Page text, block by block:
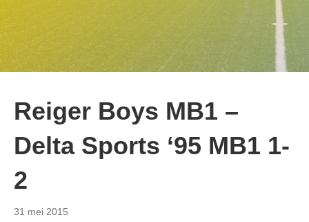
Reiger Boys MB1 –
Delta Sports ‘95 MB1 1-
2
31 mei 2015